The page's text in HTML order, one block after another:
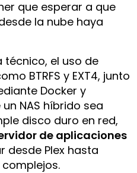
que esperar a que
la nube haya
técnico, el uso de
BTRFS y EXT4, junto
Docker y
NAS híbrido sea
disco duro en red,
de aplicaciones
desde Plex hasta